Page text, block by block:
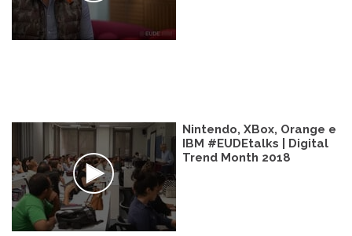
Nintendo, XBox, Orange e
IBM #EUDEtalks | Digital
Trend Month 2018